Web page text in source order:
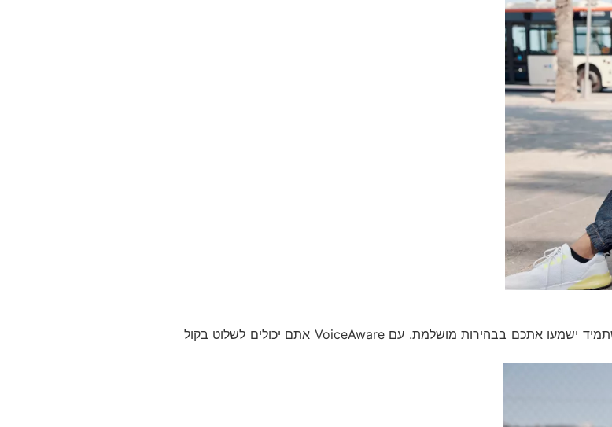
תהנו משיחות ללא בעיות. ה-Tune 230NC TWS מצוידים ב-4 מיקרופונים, כך שתמיד ישמעו אתכם בבהירות מושלמת. עם VoiceAware אתם יכולים לשלוט בקול